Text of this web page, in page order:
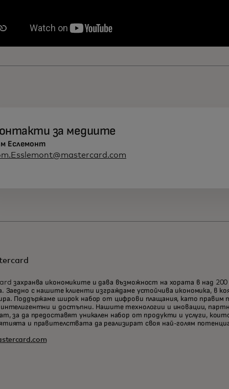
за медиите
Еслемонт
захранва икономиките и дава възможност на хората в над
Заедно с нашите клиенти изграждаме устойчива икономика, в
Поддържаме широк набор от цифрови плащания, като правим
и достъпни. Нашите технологии и иновации,
за да предоставят уникален набор от продукти и услуги,
и правителствата да реализират своя най-голям